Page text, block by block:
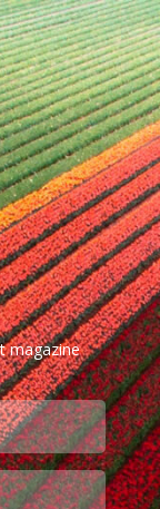
magazine